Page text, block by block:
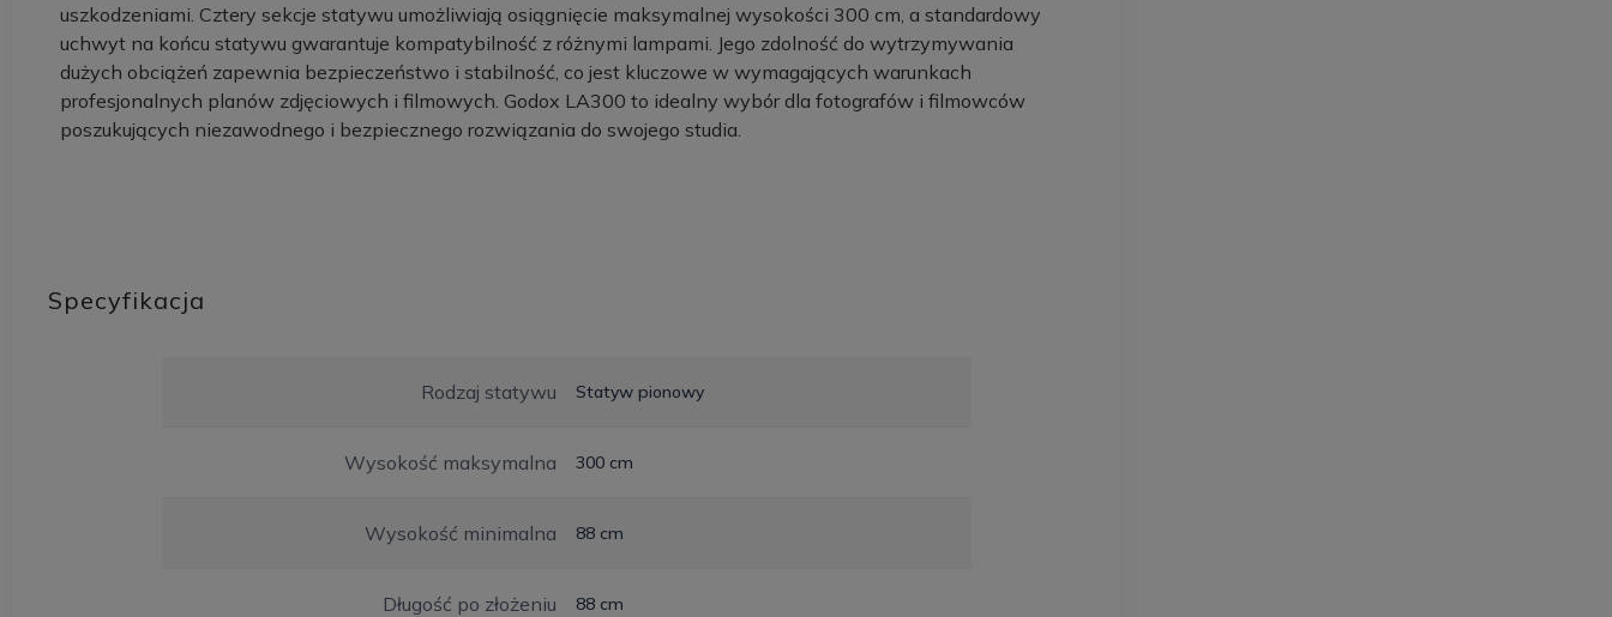
uszkodzeniami. Cztery sekcje statywu umożliwiają osiągnięcie maksymalnej wysokości 300 cm, a standardowy
uchwyt na końcu statywu gwarantuje kompatybilność z różnymi lampami. Jego zdolność do wytrzymywania
dużych obciążeń zapewnia bezpieczeństwo i stabilność, co jest kluczowe w wymagających warunkach
profesjonalnych planów zdjęciowych i filmowych. Godox LA300 to idealny wybór dla fotografów i filmowców
poszukujących niezawodnego i bezpiecznego rozwiązania do swojego studia.
Specyfikacja
Rodzaj statywu Statyw pionowy
Wysokość maksymalna 300 cm
Wysokość minimalna 88 cm
Długość po złożeniu 88 cm